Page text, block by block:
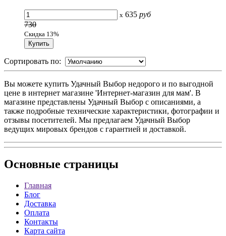
x 635 руб
730
Скидка 13%
Сортировать по:
Вы можете купить Удачный Выбор недорого и по выгодной
цене в интернет магазине 'Интернет-магазин для мам'. В
магазине представлены Удачный Выбор с описаниями, а
также подробные технические характеристики, фотографии и
отзывы посетителей. Мы предлагаем Удачный Выбор
ведущих мировых брендов с гарантией и доставкой.
Основные страницы
Главная
Блог
Доставка
Оплата
Контакты
Карта сайта